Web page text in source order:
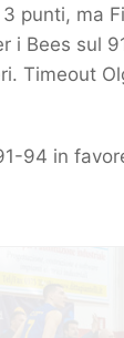
3 punti,
i Bees sul
Timeout
94 in